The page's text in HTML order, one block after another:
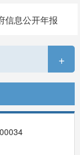
信息公开年报
+